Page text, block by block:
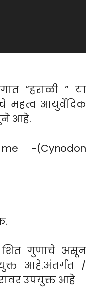
“हराळी ” या
महत्व आयुर्वेदिक
आहे.
-(Cynodon
शित गुणाचे असून
आहे.अंतर्गत /
उपयुक्त आहे